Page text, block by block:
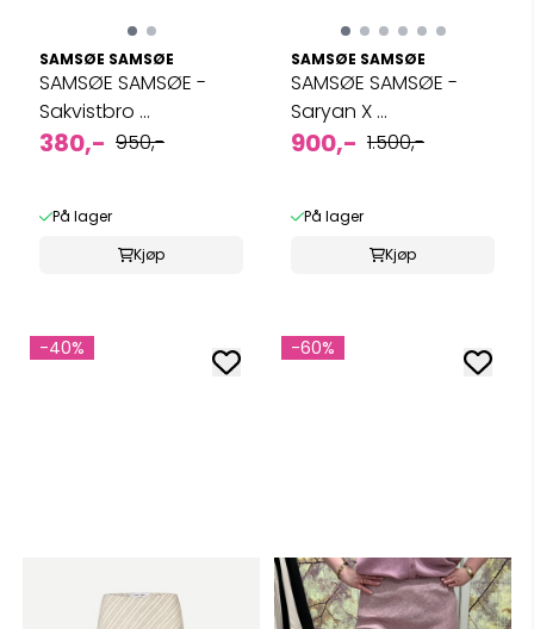
SAMSØE SAMSØE
SAMSØE SAMSØE -
Sakvistbro ...
380,- 950,-
På lager
Kjøp
SAMSØE SAMSØE
SAMSØE SAMSØE -
Saryan X ...
900,- 1.500,-
På lager
Kjøp
-40% -60%